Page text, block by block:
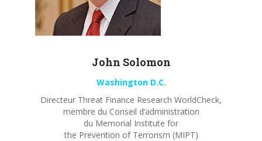
John Solomon
Washington D.C.
Directeur Threat Finance Research WorldCheck,
membre du Conseil d’administration
du Memorial Institute for
the Prevention of Terrorism (MIPT)